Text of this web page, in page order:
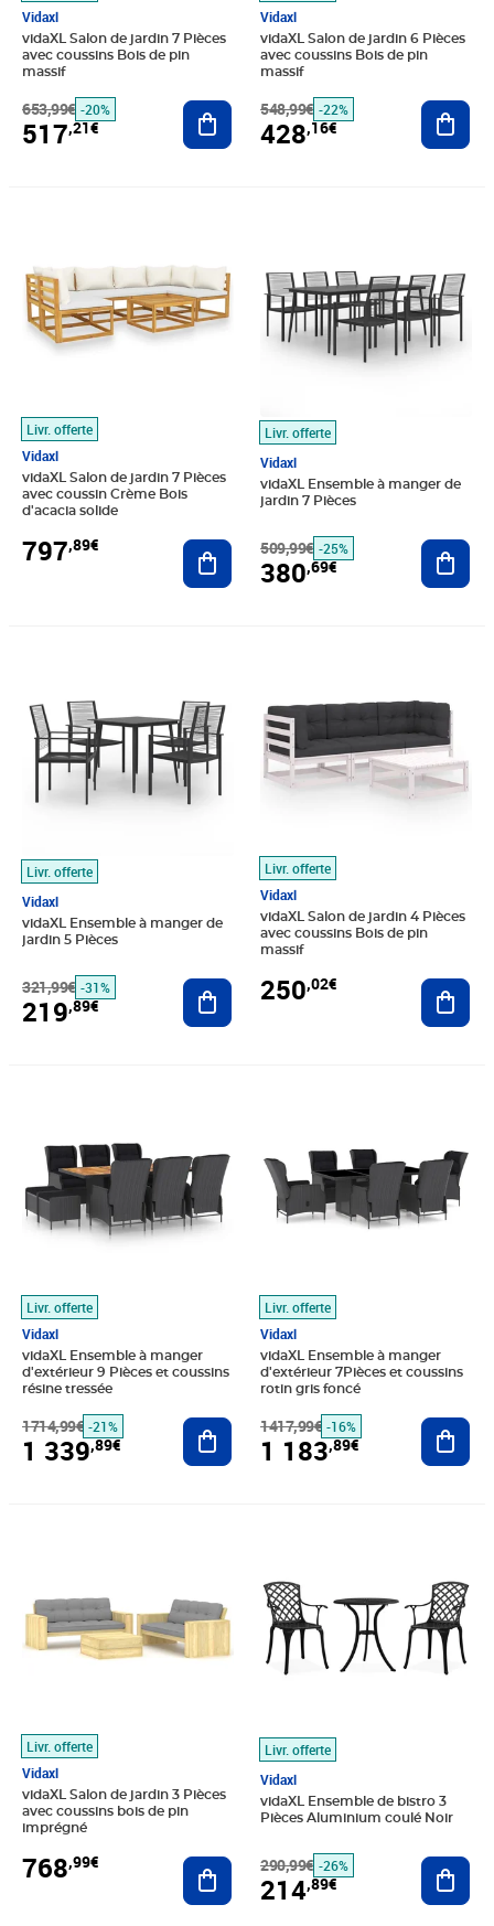
Vidaxl
vidaXL Salon de jardin 7 Pièces
avec coussins Bois de pin
massif
653,99€ -20%
517,21€
Ajouter au panier
Vidaxl
vidaXL Salon de jardin 6 Pièces
avec coussins Bois de pin
massif
548,99€ -22%
428,16€
Livr. offerte
Vidaxl
vidaXL Salon de jardin 7 Pièces
avec coussin Crème Bois
d'acacia solide
797,89€ Ajouter au panier
Livr. offerte
Vidaxl
vidaXL Ensemble à manger de
jardin 7 Pièces
509,99€ -25%
380,69€
Livr. offerte
Vidaxl
vidaXL Ensemble à manger de
jardin 5 Pièces
321,99€ -31%
219,89€
Ajouter au panier
Livr. offerte
Vidaxl
vidaXL Salon de jardin 4 Pièces
avec coussins Bois de pin
massif
250,02€
Livr. offerte
Vidaxl
vidaXL Ensemble à manger
d'extérieur 9 Pièces et coussins
résine tressée
1714,99€ -21%
1 339,89€
Ajouter au panier
Livr. offerte
Vidaxl
vidaXL Ensemble à manger
d'extérieur 7Pièces et coussins
rotin gris foncé
1417,99€ -16%
1 183,89€
Livr. offerte
Vidaxl
vidaXL Salon de jardin 3 Pièces
avec coussins bois de pin
imprégné
768,99€ Ajouter au panier
Livr. offerte
Vidaxl
vidaXL Ensemble de bistro 3
Pièces Aluminium coulé Noir
290,99€ -26%
214,89€